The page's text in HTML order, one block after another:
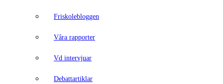
Friskolebloggen
Våra rapporter
Vd intervjuar
Debattartiklar